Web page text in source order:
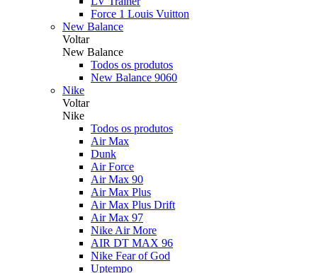
Force 1 Louis Vuitton
New Balance
Voltar
New Balance
Todos os produtos
New Balance 9060
Nike
Voltar
Nike
Todos os produtos
Air Max
Dunk
Air Force
Air Max 90
Air Max Plus
Air Max Plus Drift
Air Max 97
Nike Air More
AIR DT MAX 96
Nike Fear of God
Uptempo